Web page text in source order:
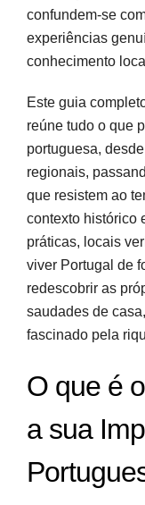
Aprofundar a
Portuguesa
Tradições
Perguntas
Fontes e
confundem-se
experiências
conhecimento
Este guia
reúne tudo o que
portuguesa,
regionais,
que resistem ao
contexto histórico
práticas, locais
viver Portugal de
redescobrir as
saudades de
fascinado pela
O que é
a sua